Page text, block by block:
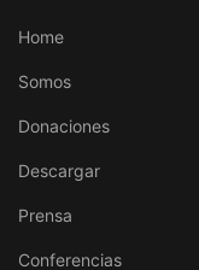
Home
Somos
Donaciones
Descargar
Prensa
Conferencias